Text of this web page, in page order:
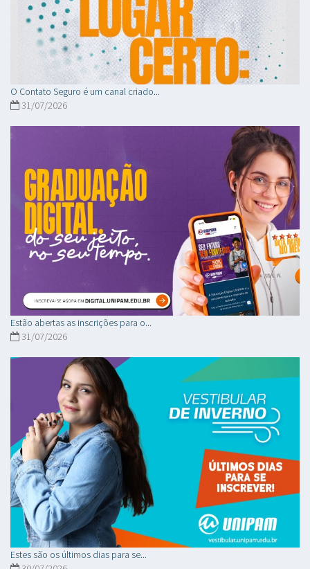
O Contato Seguro é um canal criado...
31/07/2026
Estão abertas as inscrições para o...
31/07/2026
Estes são os últimos dias para se...